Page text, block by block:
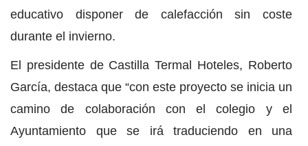
educativo disponer de calefacción sin coste
durante el invierno.
El presidente de Castilla Termal Hoteles, Roberto
García, destaca que “con este proyecto se inicia un
camino de colaboración con el colegio y el
Ayuntamiento que se irá traduciendo en una